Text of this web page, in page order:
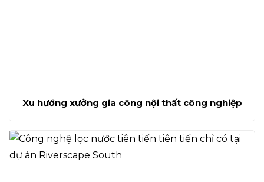
Xu hướng xưởng gia công nội thất công nghiệp